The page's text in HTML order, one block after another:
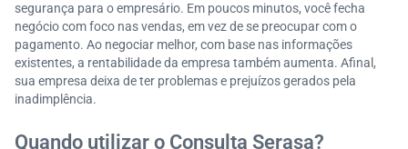
segurança para o empresário. Em poucos minutos, você fecha
negócio com foco nas vendas, em vez de se preocupar com o
pagamento. Ao negociar melhor, com base nas informações
existentes, a rentabilidade da empresa também aumenta. Afinal,
sua empresa deixa de ter problemas e prejuízos gerados pela
inadimplência.
Quando utilizar o Consulta Serasa?